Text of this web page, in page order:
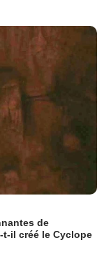
de
t-il créé le Cyclope